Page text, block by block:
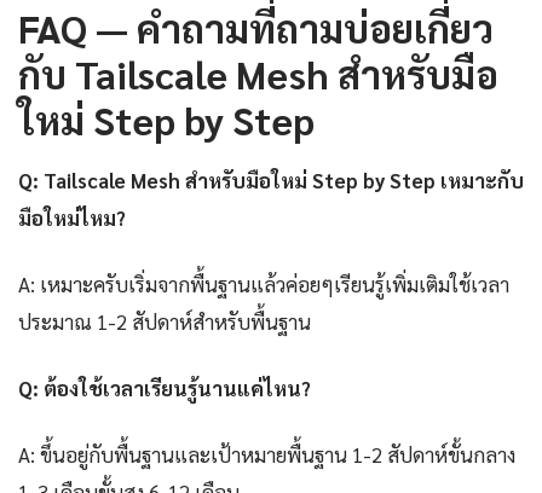
FAQ — คำถามที่ถามบ่อยเกี่ยว
กับ Tailscale Mesh สำหรับมือ
ใหม่ Step by Step
Q: Tailscale Mesh สำหรับมือใหม่ Step by Step เหมาะกับ
มือใหม่ไหม?
A: เหมาะครับเริ่มจากพื้นฐานแล้วค่อยๆเรียนรู้เพิ่มเติมใช้เวลา
ประมาณ 1-2 สัปดาห์สำหรับพื้นฐาน
Q: ต้องใช้เวลาเรียนรู้นานแค่ไหน?
A: ขึ้นอยู่กับพื้นฐานและเป้าหมายพื้นฐาน 1-2 สัปดาห์ขั้นกลาง